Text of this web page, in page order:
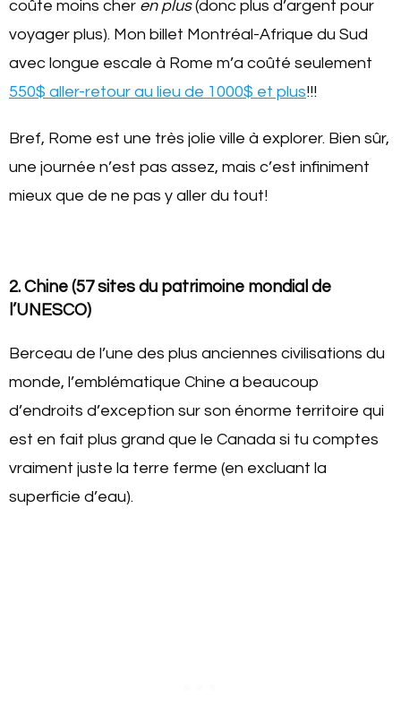
coûte moins cher en plus(donc plus d’argent pour
voyager plus). Mon billet Montréal-Afrique du Sud
avec longue escale à Rome m’a coûté seulement
550$ aller-retour au lieu de 1000$ et plus!!!
Bref, Rome est une très jolie ville à explorer. Bien sûr,
une journée n’est pas assez, mais c’est infiniment
mieux que de ne pas y aller du tout!
2. Chine (57 sites du patrimoine mondial de
l’UNESCO)
Berceau de l’une des plus anciennes civilisations du
monde, l’emblématique Chine a beaucoup
d’endroits d’exception sur son énorme territoire qui
est en fait plus grand que le Canada si tu comptes
vraiment juste la terre ferme (en excluant la
superficie d’eau).